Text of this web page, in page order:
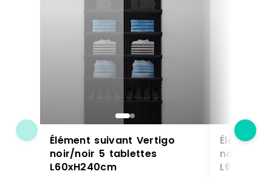
Élément suivant Vertigo
noir/noir 5 tablettes
L60xH240cm
Élément
noir/noir